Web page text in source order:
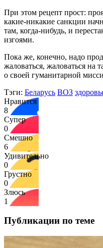
При этом рецепт прост:
какие-никакие санкции
там, когда-нибудь, и
изгоями.
Пока же, конечно, надо
жаловаться, жаловаться на
о своей гуманитарной
Тэги: Беларусь ВОЗ
Нравится
8
Супер
0
Смешно
6
Удивительно
0
Грустно
0
Злюсь
1
Публикации по теме